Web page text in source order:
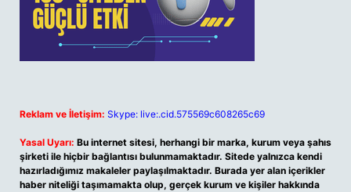
Reklam ve İletişim: Skype: live:.cid.575569c608265c69
Yasal Uyarı: Bu internet sitesi, herhangi bir marka, kurum veya şahıs
şirketi ile hiçbir bağlantısı bulunmamaktadır. Sitede yalnızca kendi
hazırladığımız makaleler paylaşılmaktadır. Burada yer alan içerikler
haber niteliği taşımamakta olup, gerçek kurum ve kişiler hakkında